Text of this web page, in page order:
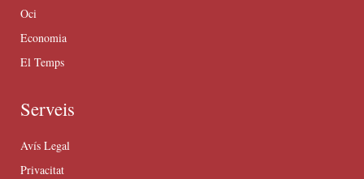
Oci
Economia
El Temps
Serveis
Avís Legal
Privacitat